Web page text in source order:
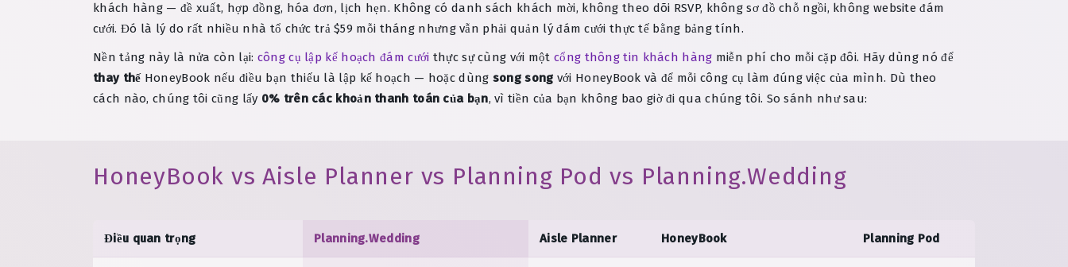
khách hàng — đề xuất, hợp đồng, hóa đơn, lịch hẹn. Không có danh sách khách mời, không theo dõi RSVP, không sơ đồ chỗ ngồi, không website đám
cưới. Đó là lý do rất nhiều nhà tổ chức trả $59 mỗi tháng nhưng vẫn phải quản lý đám cưới thực tế bằng bảng tính.
Nền tảng này là nửa còn lại: công cụ lập kế hoạch đám cưới thực sự cùng với mộtcổng thông tin khách hàng miễn phí cho mỗi cặp đôi. Hãy dùng nó để
thay thếHoneyBook nếu điều bạn thiếu là lập kế hoạch — hoặc dùng song song với HoneyBook và để mỗi công cụ làm đúng việc của mình. Dù theo
cách nào, chúng tôi cũng lấy 0% trên các khoản thanh toán của bạn, vì tiền của bạn không bao giờ đi qua chúng tôi. So sánh như sau:
HoneyBook vs Aisle Planner vs Planning Pod vs Planning.Wedding
Điều quan trọng Planning.Wedding Aisle Planner HoneyBook Planning Pod